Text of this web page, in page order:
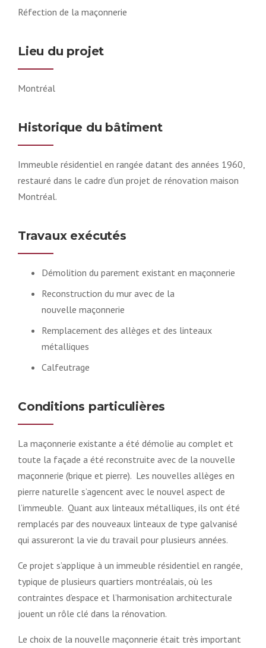
Réfection de la maçonnerie
Lieu du projet
Montréal
Historique du bâtiment
Immeuble résidentiel en rangée datant des années 1960,
restauré dans le cadre d’un projet de rénovation maison
Montréal.
Travaux exécutés
Démolition du parement existant en maçonnerie
Reconstruction du mur avec de la
nouvelle maçonnerie
Remplacement des allèges et des linteaux
métalliques
Calfeutrage
Conditions particulières
La maçonnerie existante a été démolie au complet et
toute la façade a été reconstruite avec de la nouvelle
maçonnerie (brique et pierre). Les nouvelles allèges en
pierre naturelle s’agencent avec le nouvel aspect de
l’immeuble. Quant aux linteaux métalliques, ils ont été
remplacés par des nouveaux linteaux de type galvanisé
qui assureront la vie du travail pour plusieurs années.
Ce projet s’applique à un immeuble résidentiel en rangée,
typique de plusieurs quartiers montréalais, où les
contraintes d’espace et l’harmonisation architecturale
jouent un rôle clé dans la rénovation.
Le choix de la nouvelle maçonnerie était très important